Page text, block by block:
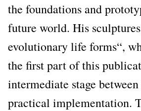
the foun­da­ti­ons and
future world. His
evo­lu­tio­na­ry life forms“,
the first part of this
inter­me­dia­te stage
prac­ti­cal imple­men­ta­ti­on.